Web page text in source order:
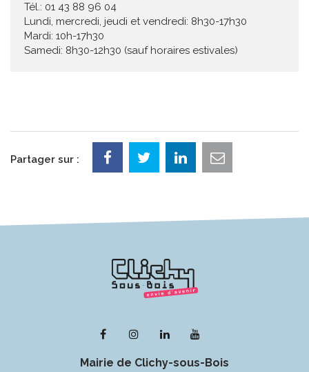
Tél.: 01 43 88 96 04
Lundi, mercredi, jeudi et vendredi: 8h30-17h30
Mardi: 10h-17h30
Samedi: 8h30-12h30 (sauf horaires estivales)
Partager sur :
Lien
le
Lien
le
Lien
le
la
Mairie de Clichy-sous-Bois